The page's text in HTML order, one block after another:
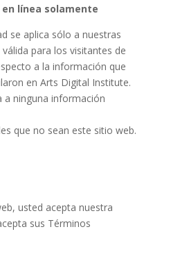
línea solamente
se aplica sólo a nuestras
para los visitantes de
a la información que
en Arts Digital Institute.
a ninguna información
que no sean este sitio web.
usted acepta nuestra
sus Términos